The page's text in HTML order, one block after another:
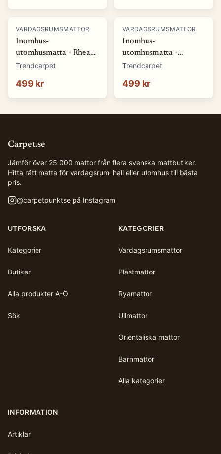
VARDAGSRUMSMATTOR
Inomhus-
utomhusmatta - Rhea
(natur) (Storlek: 80 x
Trendcarpet
499 kr
VARDAGSRUMSMATTOR
Inomhus-
utomhusmatta -
Somerville (blå)
Trendcarpet
499 kr
Carpet.se
Jämför över 25 000 mattor från flera svenska mattbutiker.
Hitta rätt matta för vardagsrum, hall eller utomhus till bästa
pris.
@carpetpunktse på Instagram
UTFORSKA
Kategorier
Butiker
Alla produkter A-Ö
Sök
KATEGORIER
Vardagsrumsmattor
Plastmattor
Ryamattor
Ullmattor
Orientaliska mattor
Barnmattor
Alla kategorier
INFORMATION
Artiklar